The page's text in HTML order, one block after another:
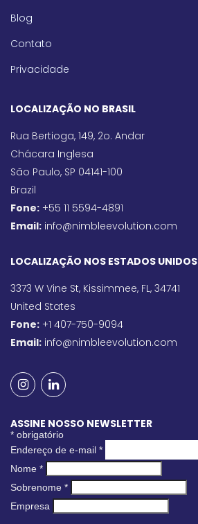
Blog
Contato
Privacidade
LOCALIZAÇÃO NO BRASIL
Rua Bertioga, 149, 2o. Andar
Chácara Inglesa
São Paulo, SP 04141-100
Brazil
Fone: +55 11 5594-4891
Email: info@nimbleevolution.com
LOCALIZAÇÃO NOS ESTADOS UNIDOS
3373 W Vine St, Kissimmee, FL, 34741
United States
Fone: +1 407-750-9094
Email: info@nimbleevolution.com
ASSINE NOSSO NEWSLETTER
* obrigatório
Endereço de e-mail *
Nome *
Sobrenome *
Empresa